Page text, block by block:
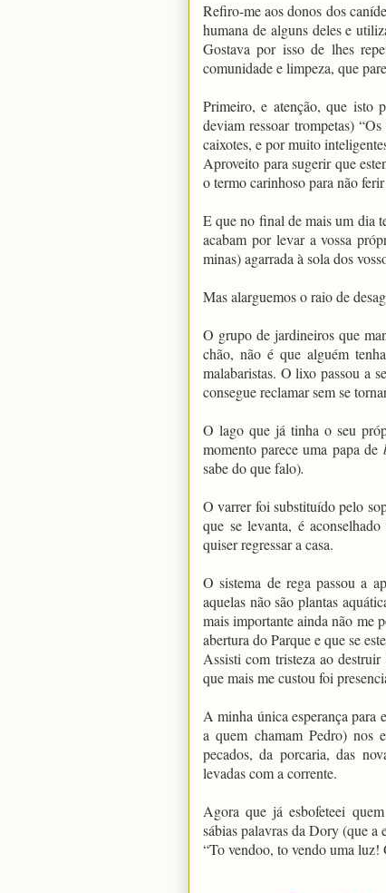
Refiro-me aos donos dos
humana de alguns deles e
Gostava por isso de lhes
comunidade e limpeza, que
Primeiro, e atenção, que isto
deviam ressoar trompetas)
caixotes, e por muito
Aproveito para sugerir que
o termo carinhoso para não
E que no final de mais um dia
acabam por levar a vossa
minas) agarrada à sola dos
Mas alarguemos o raio de
O grupo de jardineiros que
chão, não é que alguém
malabaristas. O lixo passou a
consegue reclamar sem se
O lago que já tinha o seu
momento parece uma papa de
sabe do que falo).
O varrer foi substituído pelo
que se levanta, é
quiser regressar a casa.
O sistema de rega passou a
aquelas não são plantas
mais importante ainda não me
abertura do Parque e que se
Assisti com tristeza ao
que mais me custou foi
A minha única esperança para
a quem chamam Pedro) nos
pecados, da porcaria, das
levadas com a corrente.
Agora que já esbofeteei
sábias palavras da Dory (que a
“To vendoo, to vendo uma luz!